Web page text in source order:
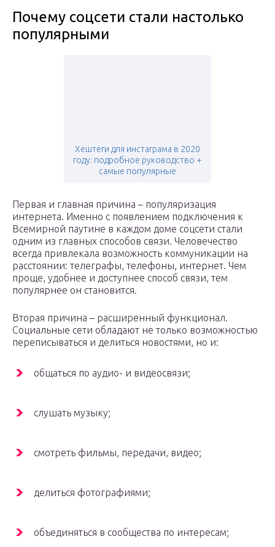
Почему соцсети стали настолько
популярными
Хештеги для инстаграма в 2020
году: подробное руководство +
самые популярные
Первая и главная причина – популяризация
интернета. Именно с появлением подключения к
Всемирной паутине в каждом доме соцсети стали
одним из главных способов связи. Человечество
всегда привлекала возможность коммуникации на
расстоянии: телеграфы, телефоны, интернет. Чем
проще, удобнее и доступнее способ связи, тем
популярнее он становится.
Вторая причина – расширенный функционал.
Социальные сети обладают не только возможностью
переписываться и делиться новостями, но и:
общаться по аудио- и видеосвязи;
слушать музыку;
смотреть фильмы, передачи, видео;
делиться фотографиями;
объединяться в сообщества по интересам;